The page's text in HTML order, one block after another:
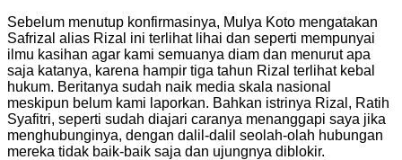
Sebelum menutup konfirmasinya, Mulya Koto mengatakan
Safrizal alias Rizal ini terlihat lihai dan seperti mempunyai
ilmu kasihan agar kami semuanya diam dan menurut apa
saja katanya, karena hampir tiga tahun Rizal terlihat kebal
hukum. Beritanya sudah naik media skala nasional
meskipun belum kami laporkan. Bahkan istrinya Rizal, Ratih
Syafitri, seperti sudah diajari caranya menanggapi saya jika
menghubunginya, dengan dalil-dalil seolah-olah hubungan
mereka tidak baik-baik saja dan ujungnya diblokir.